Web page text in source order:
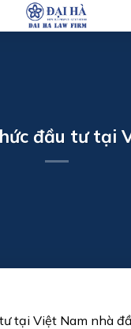
đầu tư tại
tại Việt Nam nhà